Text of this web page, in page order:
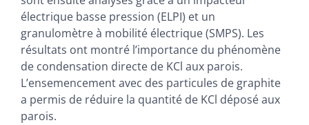
électrique basse pression (ELPI) et un
granulomètre à mobilité électrique (SMPS). Les
résultats ont montré l’importance du phénomène
de condensation directe de KCl aux parois.
L’ensemencement avec des particules de graphite
a permis de réduire la quantité de KCl déposé aux
parois.